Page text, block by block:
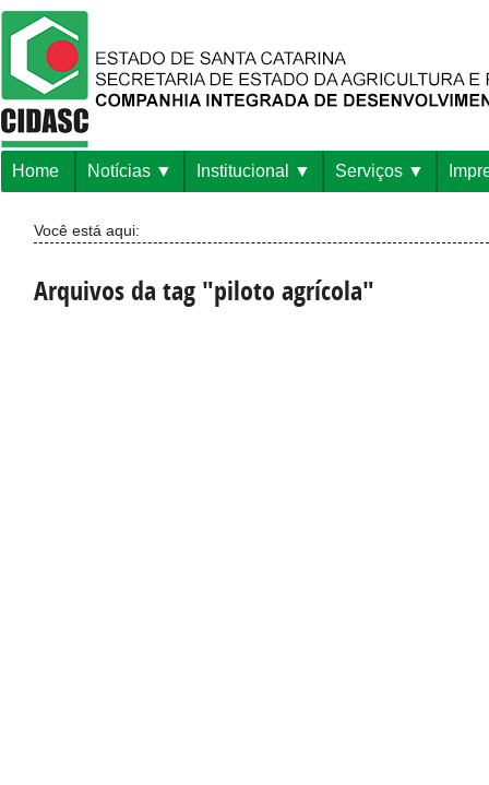
Home Notícias Institucional Serviços
Você está aqui:
Arquivos da tag "piloto agrícola"